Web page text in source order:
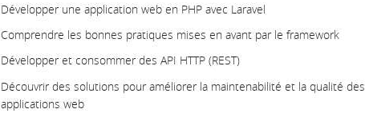
Développer une application web en PHP avec Laravel
Comprendre les bonnes pratiques mises en avant par le framework
Développer et consommer des API HTTP (REST)
Découvrir des solutions pour améliorer la maintenabilité et la qualité des
applications web